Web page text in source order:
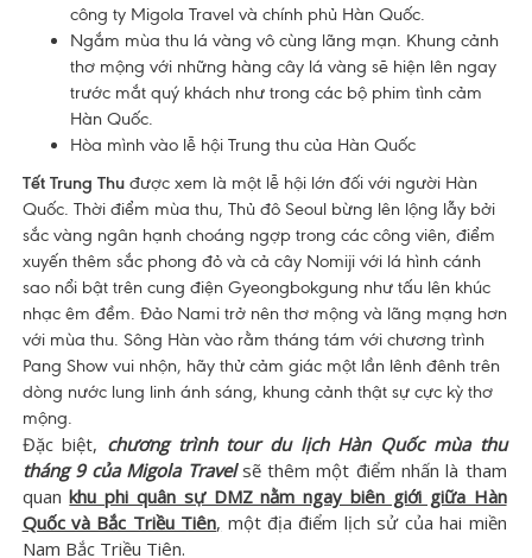
công ty Migola Travel và chính phủ Hàn Quốc.
Ngắm mùa thu lá vàng vô cùng lãng mạn. Khung cảnh
thơ mộng với những hàng cây lá vàng sẽ hiện lên ngay
trước mắt quý khách như trong các bộ phim tình cảm
Hàn Quốc.
Hòa mình vào lễ hội Trung thu của Hàn Quốc
Tết Trung Thuđược xem là một lễ hội lớn đối với người Hàn
Quốc. Thời điểm mùa thu, Thủ đô Seoul bừng lên lộng lẫy bởi
sắc vàng ngân hạnh choáng ngợp trong các công viên, điểm
xuyến thêm sắc phong đỏ và cả cây Nomiji với lá hình cánh
sao nổi bật trên cung điện Gyeongbokgung như tấu lên khúc
nhạc êm đềm. Đảo Nami trở nên thơ mộng và lãng mạng hơn
với mùa thu. Sông Hàn vào rằm tháng tám với chương trình
Pang Show vui nhộn, hãy thử cảm giác một lần lênh đênh trên
dòng nước lung linh ánh sáng, khung cảnh thật sự cực kỳ thơ
mộng.
Đặc biệt, chương trình tour du lịch Hàn Quốc mùa thu
tháng 9 của Migola Travelsẽ thêm một điểm nhấn là tham
quankhu phi quân sự DMZ nằm ngay biên giới giữa Hàn
Quốc và Bắc Triều Tiên, một địa điểm lịch sử của hai miền
Nam Bắc Triều Tiên.